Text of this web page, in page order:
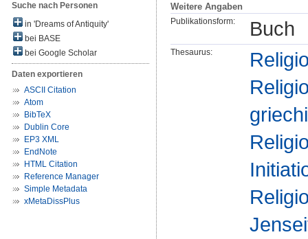
Suche nach Personen
in 'Dreams of Antiquity'
bei BASE
bei Google Scholar
Daten exportieren
ASCII Citation
Atom
BibTeX
Dublin Core
EP3 XML
EndNote
HTML Citation
Reference Manager
Simple Metadata
xMetaDissPlus
Weitere Angaben
Publikationsform: Buch
Thesaurus: